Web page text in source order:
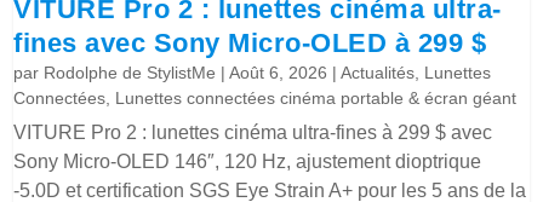
VITURE Pro 2 : lunettes cinéma ultra-
fines avec Sony Micro-OLED à 299 $
par Rodolphe de StylistMe |Août 6, 2026 |Actualités Lunettes
Connectées Lunettes connectées cinéma portable & écran géant
VITURE Pro 2 : lunettes cinéma ultra-fines à 299 $ avec
Sony Micro-OLED 146″, 120 Hz, ajustement dioptrique
-5.0D et certification SGS Eye Strain A+ pour les 5 ans de la